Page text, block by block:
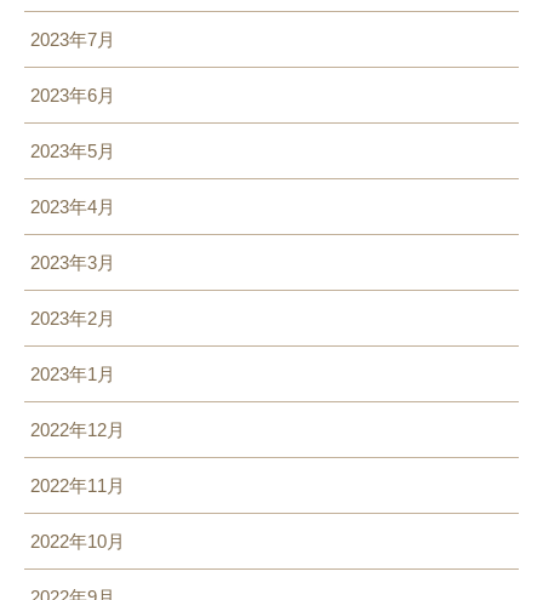
2023年7月
2023年6月
2023年5月
2023年4月
2023年3月
2023年2月
2023年1月
2022年12月
2022年11月
2022年10月